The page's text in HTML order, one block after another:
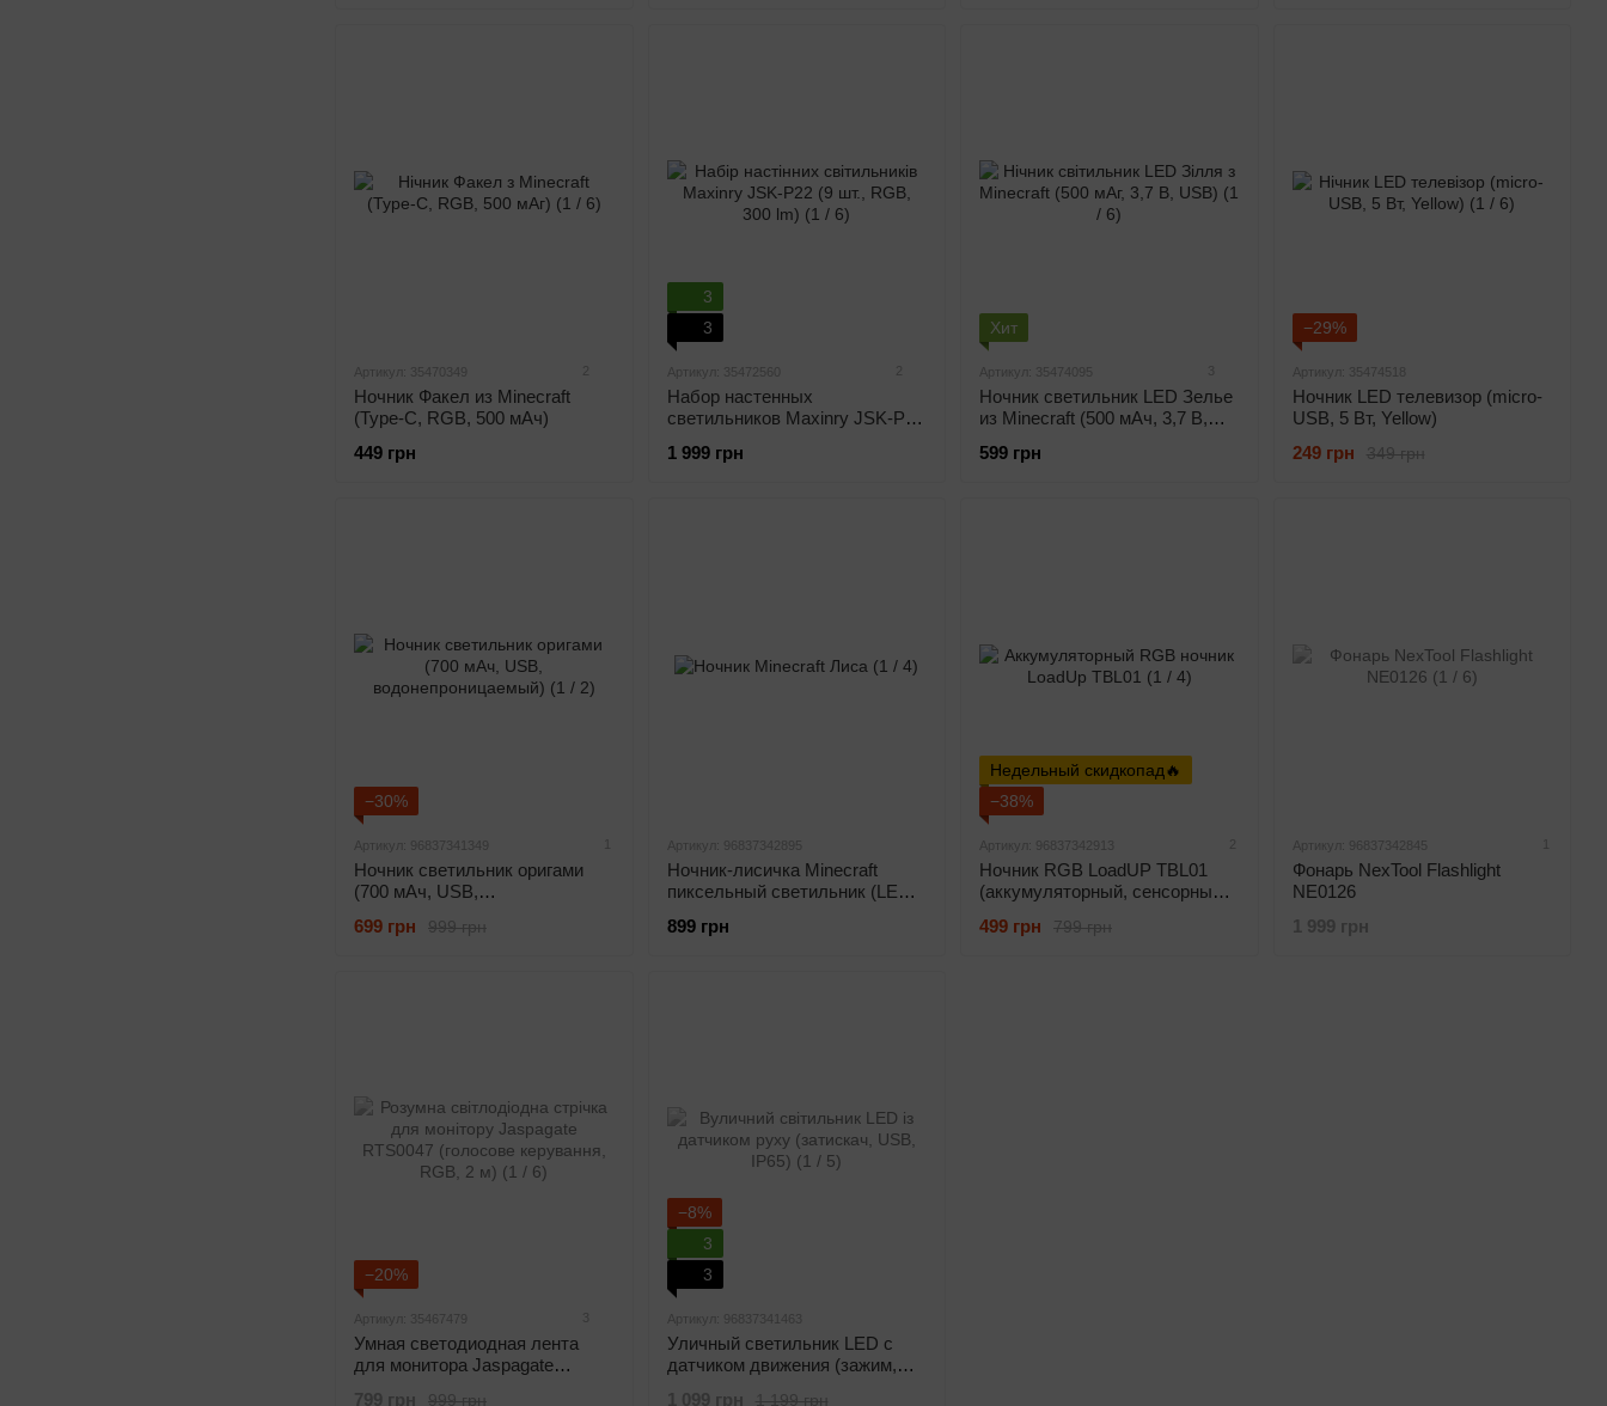
Артикул: 35470349
Ночник Факел из Minecraft
(Type-C, RGB, 500 мАч)
449 грн
3
3
Артикул: 35472560
Набор настенных
светильников Maxinry JSK-P22
1 999 грн
Хит
Артикул: 35474095
Ночник светильник LED Зелье
из Minecraft (500 мАч, 3,7 В,
599 грн
−29%
Артикул: 35474518
Ночник LED телевизор (micro-
USB, 5 Вт, Yellow)
349 грн
249 грн
−30%
Артикул: 96837341349
Ночник светильник оригами
(700 мАч, USB,
999 грн
699 грн
Артикул: 96837342895
Ночник-лисичка Minecraft
пиксельный светильник (LED,
899 грн
Недельный скидкопад🔥
−38%
Артикул: 96837342913
Ночник RGB LoadUP TBL01
(аккумуляторный, сенсорный,
799 грн
499 грн
Артикул: 96837342845
Фонарь NexTool Flashlight
NE0126
1 999 грн
−20%
Артикул: 35467479
Умная светодиодная лента
для монитора Jaspagate
999 грн
799 грн
−8%
3
3
Артикул: 96837341463
Уличный светильник LED с
датчиком движения (зажим,
1 199 грн
1 099 грн